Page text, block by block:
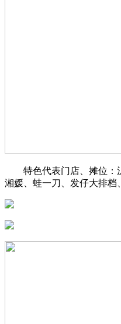
特色代表门店、摊位：
湘媛、蛙一刀、发仔大排档